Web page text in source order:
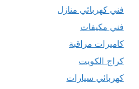
فني كهربائي منازل
فني مكيفات
كاميرات مراقبة
كراج الكويت
كهربائي سيارات